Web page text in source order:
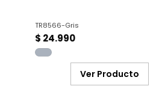
TR8566-Gris
$ 24.990
Ver Producto